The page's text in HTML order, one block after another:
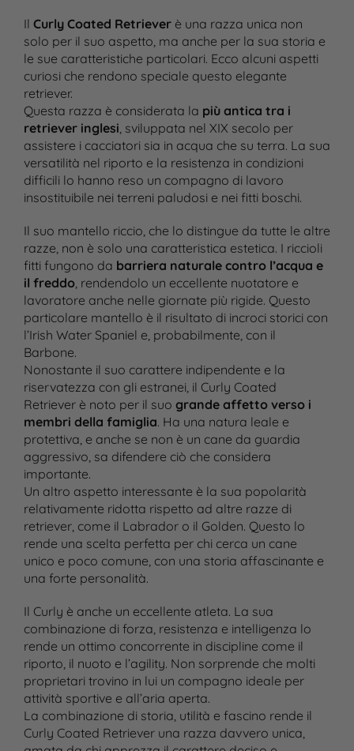
Il Curly Coated Retrieverè una razza unica non
solo per il suo aspetto, ma anche per la sua storia e
le sue caratteristiche particolari. Ecco alcuni aspetti
curiosi che rendono speciale questo elegante
retriever.
Questa razza è considerata la più antica tra i
retriever inglesi, sviluppata nel XIX secolo per
assistere i cacciatori sia in acqua che su terra. La sua
versatilità nel riporto e la resistenza in condizioni
difficili lo hanno reso un compagno di lavoro
insostituibile nei terreni paludosi e nei fitti boschi.
Il suo mantello riccio, che lo distingue da tutte le altre
razze, non è solo una caratteristica estetica. I riccioli
fitti fungono da barriera naturale contro l’acqua e
il freddo, rendendolo un eccellente nuotatore e
lavoratore anche nelle giornate più rigide. Questo
particolare mantello è il risultato di incroci storici con
l’Irish Water Spaniel e, probabilmente, con il
Barbone.
Nonostante il suo carattere indipendente e la
riservatezza con gli estranei, il Curly Coated
Retriever è noto per il suo grande affetto verso i
membri della famiglia. Ha una natura leale e
protettiva, e anche se non è un cane da guardia
aggressivo, sa difendere ciò che considera
importante.
Un altro aspetto interessante è la sua popolarità
relativamente ridotta rispetto ad altre razze di
retriever, come il Labrador o il Golden. Questo lo
rende una scelta perfetta per chi cerca un cane
unico e poco comune, con una storia affascinante e
una forte personalità.
Il Curly è anche un eccellente atleta. La sua
combinazione di forza, resistenza e intelligenza lo
rende un ottimo concorrente in discipline come il
riporto, il nuoto e l’agility. Non sorprende che molti
proprietari trovino in lui un compagno ideale per
attività sportive e all’aria aperta.
La combinazione di storia, utilità e fascino rende il
Curly Coated Retriever una razza davvero unica,